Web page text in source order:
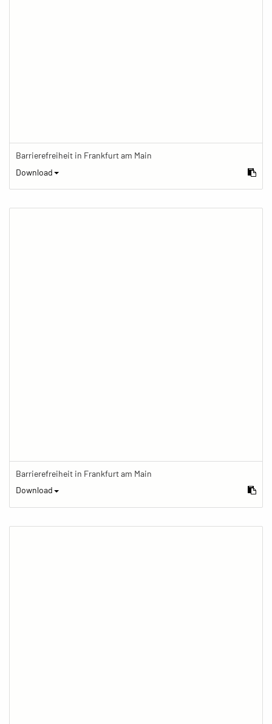
Barrierefreiheit in Frankfurt am Main
Download
Barrierefreiheit in Frankfurt am Main
Download